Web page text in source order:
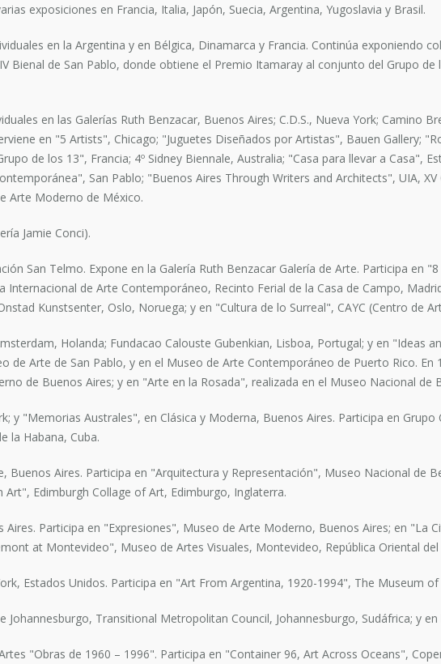
exposiciones en Francia, Italia, Japón, Suecia, Argentina, Yugoslavia y Brasil.
en la Argentina y en Bélgica, Dinamarca y Francia. Continúa exponiendo
Bienal de San Pablo, donde obtiene el Premio Itamaray al conjunto del Grupo
en las Galerías Ruth Benzacar, Buenos Aires; C.D.S., Nueva York; Camino
en "5 Artists", Chicago; "Juguetes Diseñados por Artistas", Bauen Gallery;
de los 13", Francia; 4º Sidney Biennale, Australia; "Casa para llevar a Casa",
San Pablo; "Buenos Aires Through Writers and Architects", UIA,
Arte Moderno de México.
Jamie Conci).
San Telmo. Expone en la Galería Ruth Benzacar Galería de Arte. Participa en
Internacional de Arte Contemporáneo, Recinto Ferial de la Casa de Campo,
Kunstsenter, Oslo, Noruega; y en "Cultura de lo Surreal", CAYC (Centro de
Holanda; Fundacao Calouste Gubenkian, Lisboa, Portugal; y en "Ideas
de Arte de San Pablo, y en el Museo de Arte Contemporáneo de Puerto Rico.
de Buenos Aires; y en "Arte en la Rosada", realizada en el Museo Nacional de
y "Memorias Australes", en Clásica y Moderna, Buenos Aires. Participa en Grupo
la Habana, Cuba.
Buenos Aires. Participa en "Arquitectura y Representación", Museo Nacional de
Edimburgh Collage of Art, Edimburgo, Inglaterra.
Aires. Participa en "Expresiones", Museo de Arte Moderno, Buenos Aires; en "La
at Montevideo", Museo de Artes Visuales, Montevideo, República Oriental del
Estados Unidos. Participa en "Art From Argentina, 1920-1994", The Museum
Johannesburgo, Transitional Metropolitan Council, Johannesburgo, Sudáfrica; y
"Obras de 1960 – 1996". Participa en "Container 96, Art Across Oceans",